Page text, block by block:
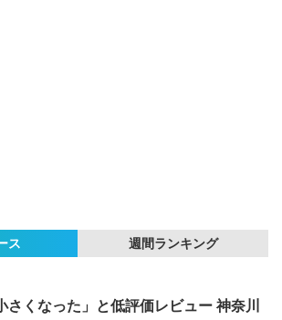
ス 週間ランキング
さくなった」と低評価レビュー 神奈川